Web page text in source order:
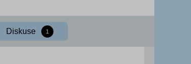
Diskuse 1